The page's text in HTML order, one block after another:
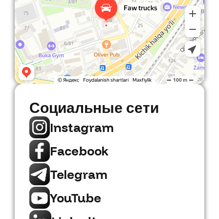
Социальные сети
Instagram
Facebook
Telegram
YouTube